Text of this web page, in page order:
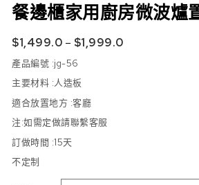
餐邊櫃家用廚房微波爐
$1,499.0 – $1,999.0
產品編號 :jg-56
主要材料 :人造板
適合放置地方 :客廳
注:如需定做請聯繫客服
訂做時間 :15天
不定制